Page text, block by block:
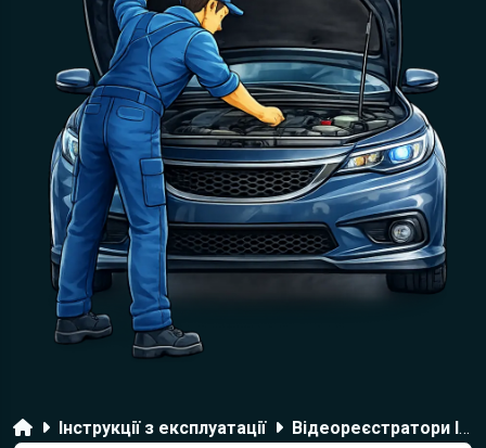
ГоловнаІнструкції з експлуатації
Відеореєстратори Intego